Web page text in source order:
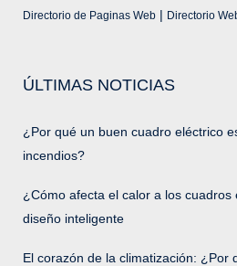
Directorio de Paginas Web | Directorio
ÚLTIMAS NOTICIAS
¿Por qué un buen cuadro eléctrico
incendios?
¿Cómo afecta el calor a los cuadros
diseño inteligente
El corazón de la climatización: ¿Por